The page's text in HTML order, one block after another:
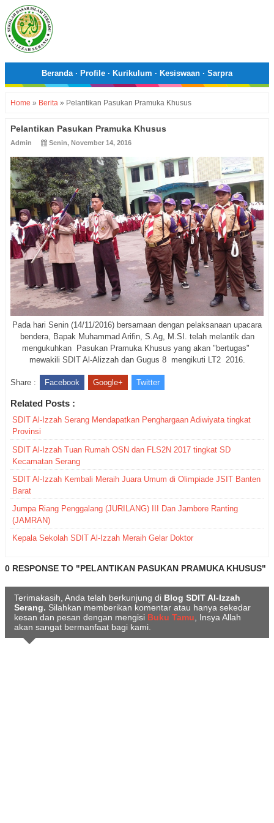
Beranda· Profile · Kurikulum · Kesiswaan · Sarpra
Home » Berita » Pelantikan Pasukan Pramuka Khusus
Pelantikan Pasukan Pramuka Khusus
Admin Senin, November 14, 2016
Pada hari Senin (14/11/2016) bersamaan dengan pelaksanaan upacara
bendera, Bapak Muhammad Arifin, S.Ag, M.SI. telah melantik dan
mengukuhkan Pasukan Pramuka Khusus yang akan "bertugas"
mewakili SDIT Al-Alizzah dan Gugus 8 mengikuti LT2 2016.
Share : Facebook Google+ Twitter
Related Posts :
SDIT Al-Izzah Serang Mendapatkan Penghargaan Adiwiyata tingkat
Provinsi
SDIT Al-Izzah Tuan Rumah OSN dan FLS2N 2017 tingkat SD
Kecamatan Serang
SDIT Al-Izzah Kembali Meraih Juara Umum di Olimpiade JSIT Banten
Barat
Jumpa Riang Penggalang (JURILANG) III Dan Jambore Ranting
(JAMRAN)
Kepala Sekolah SDIT Al-Izzah Meraih Gelar Doktor
0 RESPONSE TO "PELANTIKAN PASUKAN PRAMUKA KHUSUS"
Terimakasih, Anda telah berkunjung di Blog SDIT Al-Izzah
Serang. Silahkan memberikan komentar atau hanya sekedar
kesan dan pesan dengan mengisi Buku Tamu , Insya Allah
akan sangat bermanfaat bagi kami.